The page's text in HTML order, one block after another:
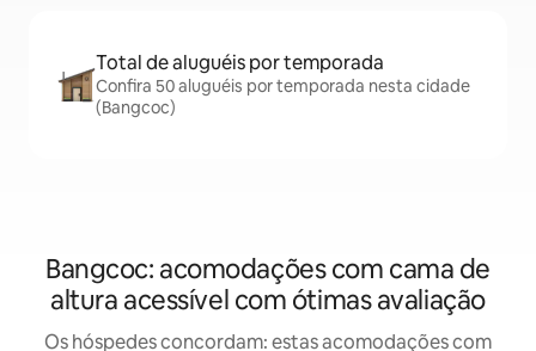
Total de aluguéis por temporada
Confira 50 aluguéis por temporada nesta cidade
(Bangcoc)
Bangcoc: acomodações com cama de
altura acessível com ótimas avaliação
Os hóspedes concordam: estas acomodações com